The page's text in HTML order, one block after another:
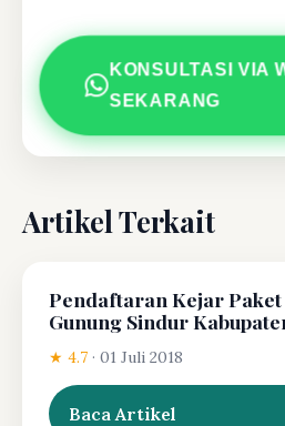
KONSULTASI VIA
SEKARANG
Artikel Terkait
Pendaftaran Kejar Paket
Gunung Sindur
★ 4.7 · 01 Juli 2018
Baca Artikel